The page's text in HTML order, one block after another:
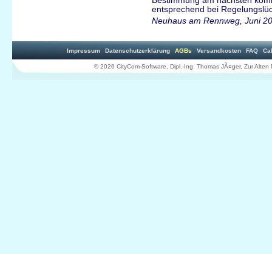
entsprechend bei
Neuhaus am Rennweg, Juni
Impressum Datenschutzerklärung AGBs Versandkosten FAQ
© 2026 CityCom-Software, Dipl.-Ing. Thomas JÃ¤ger, Zur